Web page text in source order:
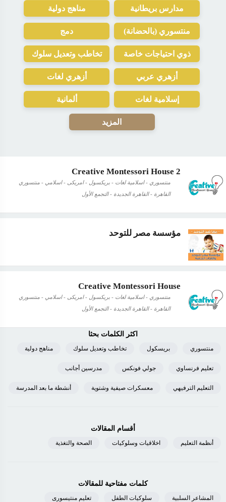
مدارس بريطانية مناهج دولية
منتسوري (بالحضانة) دمج
ذوي احتياجات خاصة تخاطب وتعديل سلوك
أزهري عربي أزهري لغات
إسلامية لغات ألمانية
المزيد
Creative Montessori House 2
منتسوري - اسلامية لغات - بريكسول - امريكى - اسلامي - منتسوري
القاهرة - القاهرة الجديدة - التجمع الأول
مؤسسة مصر للتوحد
Creative Montessori House
منتسوري - اسلامية لغات - بريكسول - امريكى - اسلامي - منتسوري
القاهرة - القاهرة الجديدة - التجمع الأول
اكثر الكلمات بحثا
منتسوري بريسكول تخاطب وتعديل سلوك مناهج دولية
تعليم فرنساوي جولي فونكس مدرسين أجانب
التعليم الترفيهي معسكرات صيفية وشتوية أنشطة ما بعد المدرسة
أقسام المقالات
أنظمة التعليم اخلاقيات وسلوكيات الصحة والتغذية
كلمات مفتاحية للمقالات
المشاعر السلبية سلوكيات الطفل تعليم منتيسورى